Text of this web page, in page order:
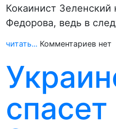
Кокаинист
Федорова, ведь в
читать... Комментариев нет